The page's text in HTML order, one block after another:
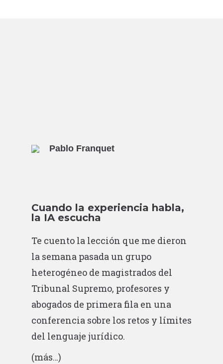
Pablo Franquet
Cuando la experiencia habla,
la IA escucha
Te cuento la lección que me dieron
la semana pasada un grupo
heterogéneo de magistrados del
Tribunal Supremo, profesores y
abogados de primera fila en una
conferencia sobre los retos y límites
del lenguaje jurídico.
(más…)